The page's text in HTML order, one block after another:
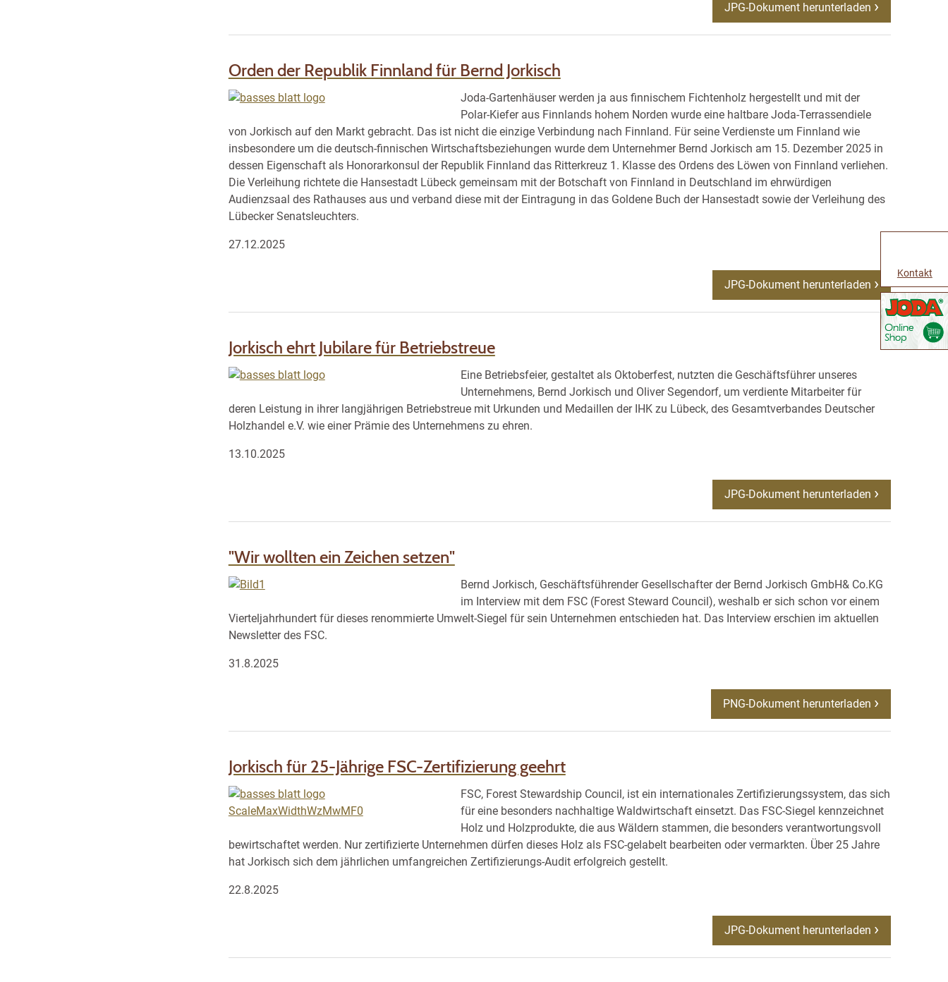
Kontakt
JPG-Dokument herunterladen
Orden der Republik Finnland für Bernd Jorkisch
Joda-Gartenhäuser werden ja aus finnischem Fichtenholz hergestellt und mit der
Polar-Kiefer aus Finnlands hohem Norden wurde eine haltbare Joda-Terrassendiele
von Jorkisch auf den Markt gebracht. Das ist nicht die einzige Verbindung nach Finnland. Für seine Verdienste um Finnland wie
insbesondere um die deutsch-finnischen Wirtschaftsbeziehungen wurde dem Unternehmer Bernd Jorkisch am 15. Dezember 2025 in
dessen Eigenschaft als Honorarkonsul der Republik Finnland das Ritterkreuz 1. Klasse des Ordens des Löwen von Finnland verliehen.
Die Verleihung richtete die Hansestadt Lübeck gemeinsam mit der Botschaft von Finnland in Deutschland im ehrwürdigen
Audienzsaal des Rathauses aus und verband diese mit der Eintragung in das Goldene Buch der Hansestadt sowie der Verleihung des
Lübecker Senatsleuchters.
27.12.2025
JPG-Dokument herunterladen
Jorkisch ehrt Jubilare für Betriebstreue
Eine Betriebsfeier, gestaltet als Oktoberfest, nutzten die Geschäftsführer unseres
Unternehmens, Bernd Jorkisch und Oliver Segendorf, um verdiente Mitarbeiter für
deren Leistung in ihrer langjährigen Betriebstreue mit Urkunden und Medaillen der IHK zu Lübeck, des Gesamtverbandes Deutscher
Holzhandel e.V. wie einer Prämie des Unternehmens zu ehren.
13.10.2025
JPG-Dokument herunterladen
"Wir wollten ein Zeichen setzen"
Bernd Jorkisch, Geschäftsführender Gesellschafter der Bernd Jorkisch GmbH& Co.KG
im Interview mit dem FSC (Forest Steward Council), weshalb er sich schon vor einem
Vierteljahrhundert für dieses renommierte Umwelt-Siegel für sein Unternehmen entschieden hat. Das Interview erschien im aktuellen
Newsletter des FSC.
31.8.2025
PNG-Dokument herunterladen
Jorkisch für 25-Jährige FSC-Zertifizierung geehrt
FSC, Forest Stewardship Council, ist ein internationales Zertifizierungssystem, das sich
für eine besonders nachhaltige Waldwirtschaft einsetzt. Das FSC-Siegel kennzeichnet
Holz und Holzprodukte, die aus Wäldern stammen, die besonders verantwortungsvoll
bewirtschaftet werden. Nur zertifizierte Unternehmen dürfen dieses Holz als FSC-gelabelt bearbeiten oder vermarkten. Über 25 Jahre
hat Jorkisch sich dem jährlichen umfangreichen Zertifizierungs-Audit erfolgreich gestellt.
22.8.2025
JPG-Dokument herunterladen